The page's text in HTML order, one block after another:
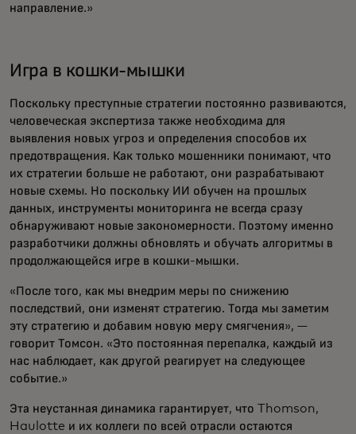
направление.»
Игра в кошки-мышки
Поскольку преступные стратегии постоянно развиваются,
человеческая экспертиза также необходима для
выявления новых угроз и определения способов их
предотвращения. Как только мошенники понимают, что
их стратегии больше не работают, они разрабатывают
новые схемы. Но поскольку ИИ обучен на прошлых
данных, инструменты мониторинга не всегда сразу
обнаруживают новые закономерности. Поэтому именно
разработчики должны обновлять и обучать алгоритмы в
продолжающейся игре в кошки-мышки.
«После того, как мы внедрим меры по снижению
последствий, они изменят стратегию. Тогда мы заметим
эту стратегию и добавим новую меру смягчения», —
говорит Томсон. «Это постоянная перепалка, каждый из
нас наблюдает, как другой реагирует на следующее
событие.»
Эта неустанная динамика гарантирует, что Thomson,
Haulotte и их коллеги по всей отрасли остаются